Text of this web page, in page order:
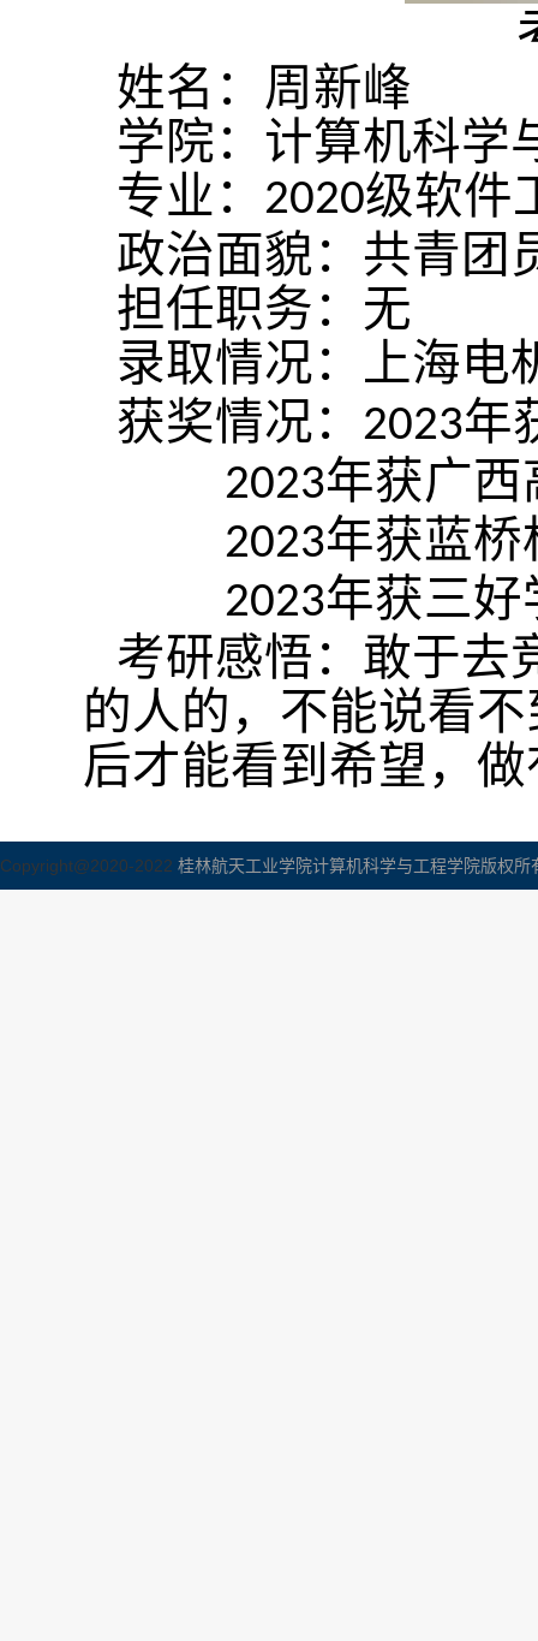
姓名：周新峰
学院：计算机科学
专业： 2020级软件
政治面貌：共青团
担任职务：无
录取情况：上海电
获奖情况： 2023年
2023年获广
2023年获蓝桥
2023年获三好
考研感悟：敢于去
的人的，不能说看
后才能看到希望，
Copyright@2020-2022 桂林航天工业学院计算机科学与工程学院版权